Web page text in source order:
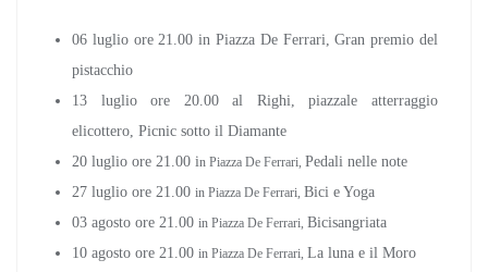
06 luglio ore 21.00 in Piazza De Ferrari, Gran premio del
pistacchio
13 luglio ore 20.00 al Righi, piazzale atterraggio
elicottero, Picnic sotto il Diamante
20 luglio ore 21.00 in Piazza De Ferrari, Pedali nelle note
27 luglio ore 21.00 in Piazza De Ferrari, Bici e Yoga
03 agosto ore 21.00 in Piazza De Ferrari, Bicisangriata
10 agosto ore 21.00 in Piazza De Ferrari, La luna e il Moro